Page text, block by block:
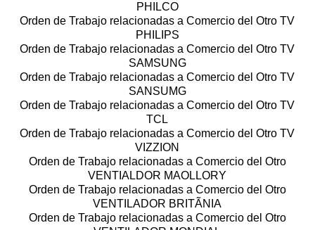
PHILCO
Orden de Trabajo relacionadas a Comercio del Otro TV
PHILIPS
Orden de Trabajo relacionadas a Comercio del Otro TV
SAMSUNG
Orden de Trabajo relacionadas a Comercio del Otro TV
SANSUMG
Orden de Trabajo relacionadas a Comercio del Otro TV
TCL
Orden de Trabajo relacionadas a Comercio del Otro TV
VIZZION
Orden de Trabajo relacionadas a Comercio del Otro
VENTIALDOR MAOLLORY
Orden de Trabajo relacionadas a Comercio del Otro
VENTILADOR BRITÃNIA
Orden de Trabajo relacionadas a Comercio del Otro